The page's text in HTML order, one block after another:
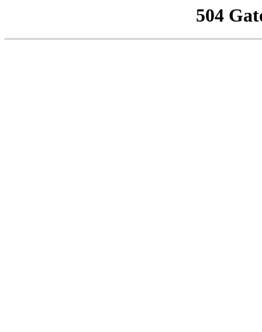
504